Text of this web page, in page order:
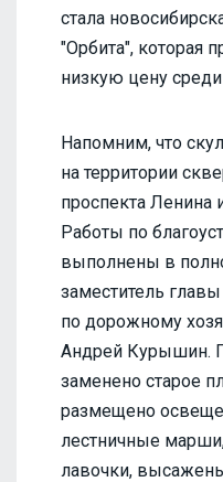
стала
"Орбита", которая
низкую цену
Напомним, что
на территории
проспекта Ленина
Работы по
выполнены в
заместитель
по дорожному
Андрей Курышин.
заменено старое
размещено
лестничные
лавочки,